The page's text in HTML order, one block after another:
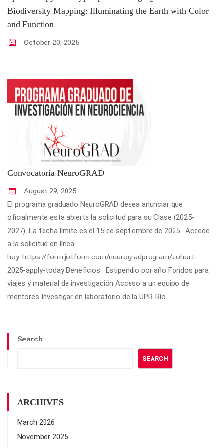
Biodiversity Mapping: Illuminating the Earth with Color
and Function
October 20, 2025
Convocatoria NeuroGRAD
August 29, 2025
El programa graduado NeuroGRAD desea anunciar que
oficialmente esta abierta la solicitud para su Clase (2025-
2027). La fecha límite es el 15 de septiembre de 2025. Accede
a la solicitud en línea
hoy: https://form.jotform.com/neurogradprogram/cohort-
2025-apply-today Beneficios: Estipendio por año Fondos para
viajes y material de investigación Acceso a un equipo de
mentores Investigar en laboratorio de la UPR-Río...
Search
SEARCH
ARCHIVES
March 2026
November 2025